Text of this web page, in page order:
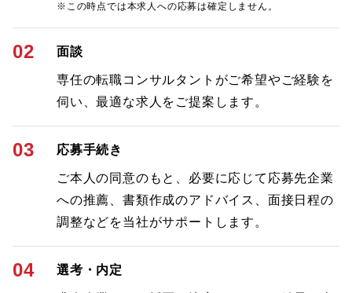
※この時点では本求人への応募は確定しません。
02 面談
専任の転職コンサルタントがご希望やご経験を
伺い、最適な求人をご提案します。
03 応募手続き
ご本人の同意のもと、必要に応じて応募先企業
への推薦、書類作成のアドバイス、面接日程の
調整などを当社がサポートします。
04 選考・内定